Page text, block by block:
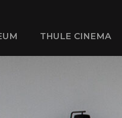
THULE CINEMA